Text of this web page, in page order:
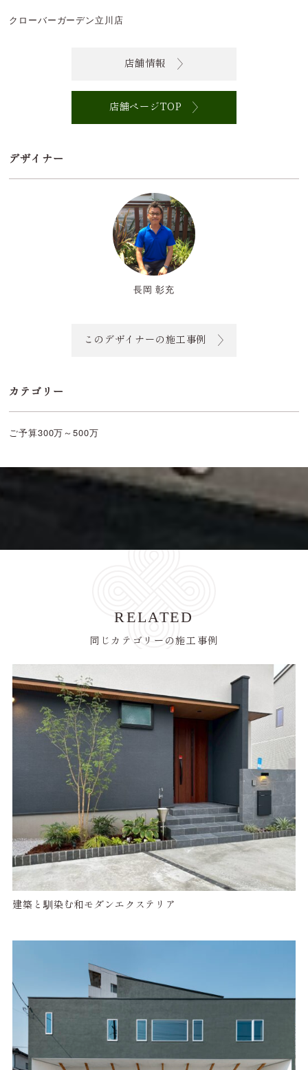
クローバーガーデン立川店
店舗情報
店舗ページTOP
デザイナー
長岡 彰充
このデザイナーの施工事例
カテゴリー
ご予算300万～500万
RELATED
同じカテゴリーの施工事例
建築と馴染む和モダンエクステリア